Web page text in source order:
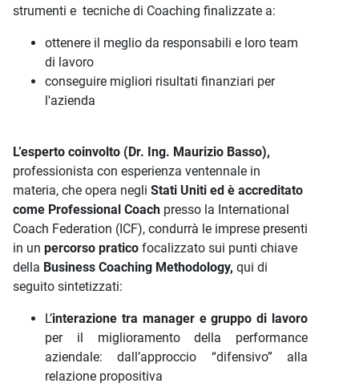
strumenti e tecniche di Coaching finalizzate a:
ottenere il meglio da responsabili e loro team
di lavoro
conseguire migliori risultati finanziari per
l'azienda
L’esperto coinvolto (Dr. Ing. Maurizio Basso),
professionista con esperienza ventennale in
materia, che opera negli Stati Uniti ed è accreditato
come Professional Coach presso la International
Coach Federation (ICF), condurrà le imprese presenti
in un percorso pratico focalizzato sui punti chiave
della Business Coaching Methodology, qui di
seguito sintetizzati:
L’interazione tra manager e gruppo di lavoro
per il miglioramento della performance
aziendale: dall’approccio “difensivo” alla
relazione propositiva